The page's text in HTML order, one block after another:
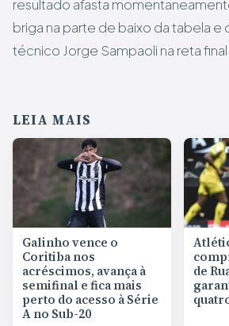
resultado afasta
briga na parte de baixo da tabela e
técnico Jorge Sampaoli na reta
LEIA MAIS
Galinho vence o
Coritiba nos
acréscimos, avança à
semifinal e fica mais
perto do acesso à Série
A no Sub-20
de